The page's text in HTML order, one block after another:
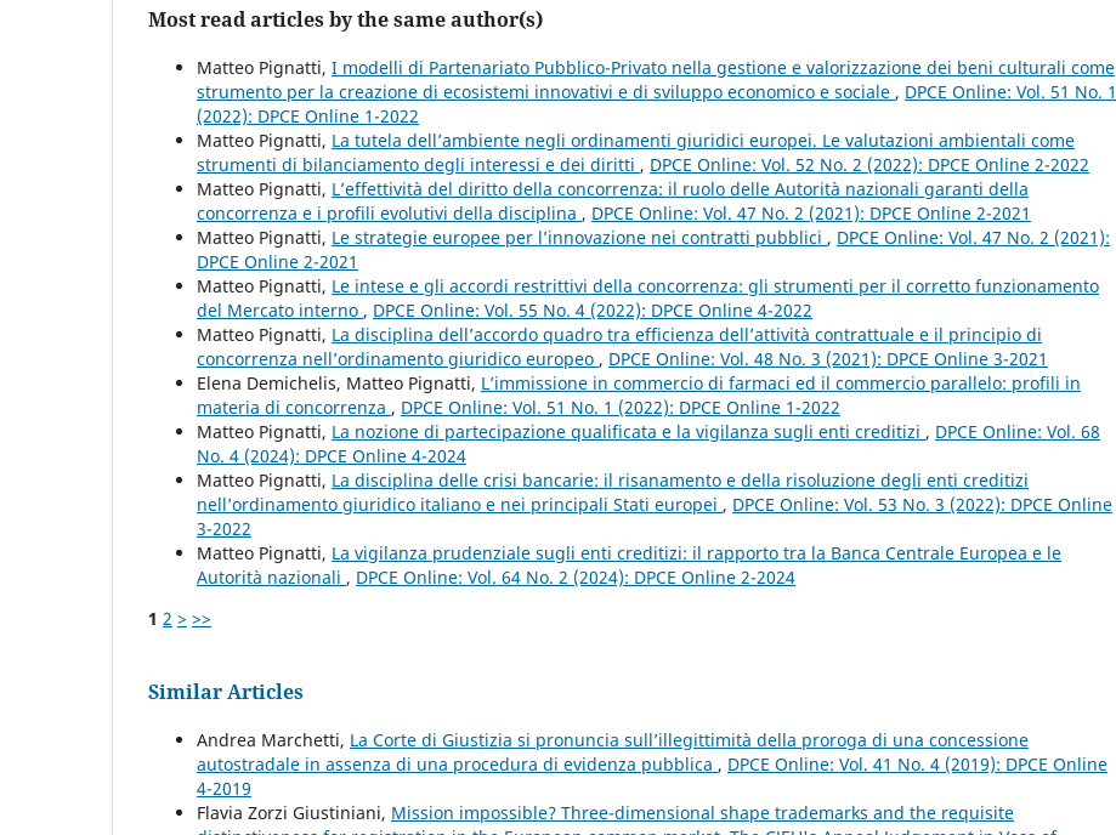
Most read articles by the same author(s)
Matteo Pignatti, I modelli di Partenariato Pubblico-Privato nella gestione e valorizzazione dei beni culturali come
strumento per la creazione di ecosistemi innovativi e di sviluppo economico e sociale , DPCE Online: Vol. 51 No. 1
(2022): DPCE Online 1-2022
Matteo Pignatti, La tutela dell’ambiente negli ordinamenti giuridici europei. Le valutazioni ambientali come
strumenti di bilanciamento degli interessi e dei diritti , DPCE Online: Vol. 52 No. 2 (2022): DPCE Online 2-2022
Matteo Pignatti, L’effettività del diritto della concorrenza: il ruolo delle Autorità nazionali garanti della
concorrenza e i profili evolutivi della disciplina , DPCE Online: Vol. 47 No. 2 (2021): DPCE Online 2-2021
Matteo Pignatti, Le strategie europee per l’innovazione nei contratti pubblici , DPCE Online: Vol. 47 No. 2 (2021):
DPCE Online 2-2021
Matteo Pignatti, Le intese e gli accordi restrittivi della concorrenza: gli strumenti per il corretto funzionamento
del Mercato interno , DPCE Online: Vol. 55 No. 4 (2022): DPCE Online 4-2022
Matteo Pignatti, La disciplina dell’accordo quadro tra efficienza dell’attività contrattuale e il principio di
concorrenza nell’ordinamento giuridico europeo , DPCE Online: Vol. 48 No. 3 (2021): DPCE Online 3-2021
Elena Demichelis, Matteo Pignatti, L’immissione in commercio di farmaci ed il commercio parallelo: profili in
materia di concorrenza , DPCE Online: Vol. 51 No. 1 (2022): DPCE Online 1-2022
Matteo Pignatti, La nozione di partecipazione qualificata e la vigilanza sugli enti creditizi , DPCE Online: Vol. 68
No. 4 (2024): DPCE Online 4-2024
Matteo Pignatti, La disciplina delle crisi bancarie: il risanamento e della risoluzione degli enti creditizi
nell’ordinamento giuridico italiano e nei principali Stati europei , DPCE Online: Vol. 53 No. 3 (2022): DPCE Online
3-2022
Matteo Pignatti, La vigilanza prudenziale sugli enti creditizi: il rapporto tra la Banca Centrale Europea e le
Autorità nazionali , DPCE Online: Vol. 64 No. 2 (2024): DPCE Online 2-2024
1 2 > >>
Similar Articles
Andrea Marchetti, La Corte di Giustizia si pronuncia sull’illegittimità della proroga di una concessione
autostradale in assenza di una procedura di evidenza pubblica , DPCE Online: Vol. 41 No. 4 (2019): DPCE Online
4-2019
Flavia Zorzi Giustiniani, Mission impossible? Three-dimensional shape trademarks and the requisite